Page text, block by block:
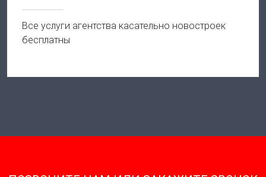
Все услуги агентства касательно новостроек
бесплатны